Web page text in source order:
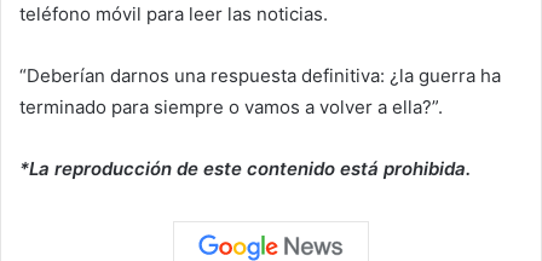
teléfono móvil para leer las noticias.
“Deberían darnos una respuesta definitiva: ¿la guerra ha
terminado para siempre o vamos a volver a ella?”.
*La reproducción de este contenido está prohibida.